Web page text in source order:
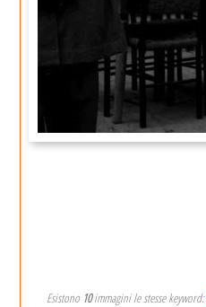
Esistono 10immagini le stesse keyword: